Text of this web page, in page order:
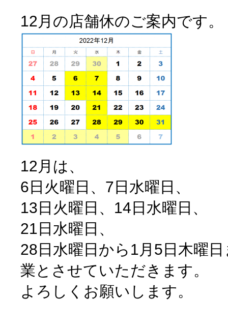
12月の店舗休のご案内です。
12月は、
6日火曜日、7日水曜日、
13日火曜日、14日水曜日、
21日水曜日、
28日水曜日から1月5日木曜
業とさせていただきます。
よろしくお願いします。